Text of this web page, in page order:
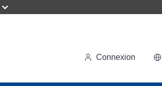
Connexion